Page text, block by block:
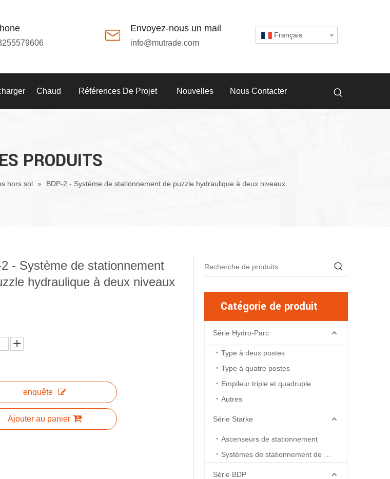
Envoyez-nous un mail
info@mutrade.com
Français
Chaud Références De Projet Nouvelles Nous Contacter
PRODUITS
hors sol » BDP-2 - Système de stationnement de puzzle hydraulique à deux niveaux
- Système de stationnement
hydraulique à deux niveaux
enquête
Ajouter au panier
Catégorie de produit
Série Hydro-Parc
Type à deux postes
Type à quatre postes
Empileur triple et quadruple
Autres
Série Starke
Ascenseurs de stationnement
Série BDP